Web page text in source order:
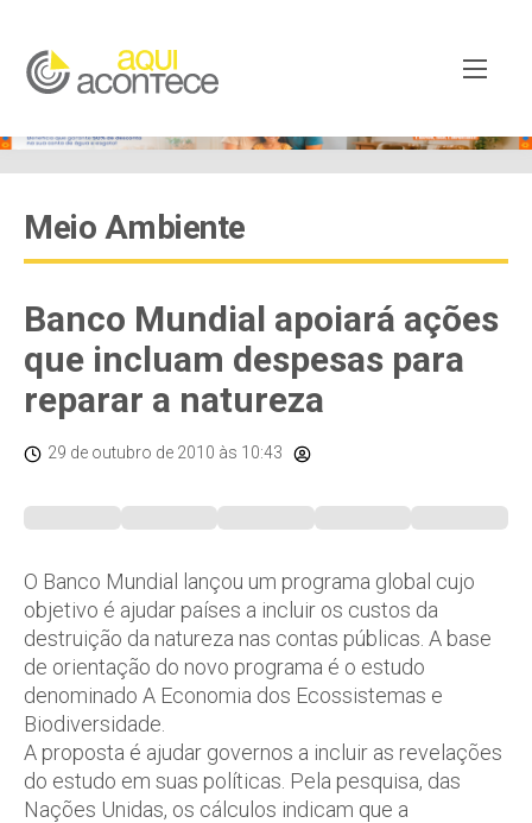
Meio Ambiente
Banco Mundial apoiará ações
que incluam despesas para
reparar a natureza
29 de outubro de 2010 às 10:43
O Banco Mundial lançou um programa global cujo
objetivo é ajudar países a incluir os custos da
destruição da natureza nas contas públicas. A base
de orientação do novo programa é o estudo
denominado A Economia dos Ecossistemas e
Biodiversidade.
A proposta é ajudar governos a incluir as revelações
do estudo em suas políticas. Pela pesquisa, das
Nações Unidas, os cálculos indicam que a